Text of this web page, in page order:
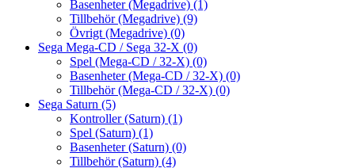
Basenheter (Megadrive) (1)
Tillbehör (Megadrive) (9)
Övrigt (Megadrive) (0)
Sega Mega-CD / Sega 32-X (0)
Spel (Mega-CD / 32-X) (0)
Basenheter (Mega-CD / 32-X) (0)
Tillbehör (Mega-CD / 32-X) (0)
Sega Saturn (5)
Kontroller (Saturn) (1)
Spel (Saturn) (1)
Basenheter (Saturn) (0)
Tillbehör (Saturn) (4)